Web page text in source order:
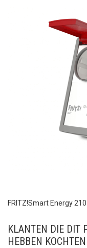
FRITZ!Smart Energy 210...
KLANTEN DIE DIT
HEBBEN